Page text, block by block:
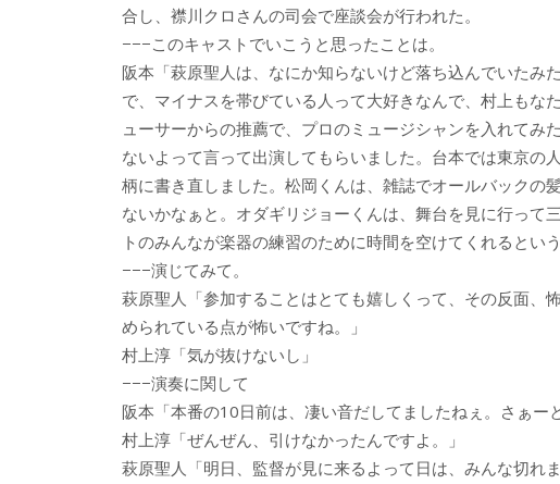
合し、襟川クロさんの司会で座談会が行われた。
−−−このキャストでいこうと思ったことは。
阪本「萩原聖人は、なにか知らないけど落ち込んでいたみ
で、マイナスを帯びている人って大好きなんで、村上も
ューサーからの推薦で、プロのミュージシャンを入れてみ
ないよって言って出演してもらいました。台本では東京の
柄に書き直しました。松岡くんは、雑誌でオールバックの
ないかなぁと。オダギリジョーくんは、舞台を見に行って
トのみんなが楽器の練習のために時間を空けてくれるとい
−−−演じてみて。
萩原聖人「参加することはとても嬉しくって、その反面、
められている点が怖いですね。」
村上淳「気が抜けないし」
−−−演奏に関して
阪本「本番の10日前は、凄い音だしてましたねぇ。さぁー
村上淳「ぜんぜん、引けなかったんですよ。」
萩原聖人「明日、監督が見に来るよって日は、みんな切れ